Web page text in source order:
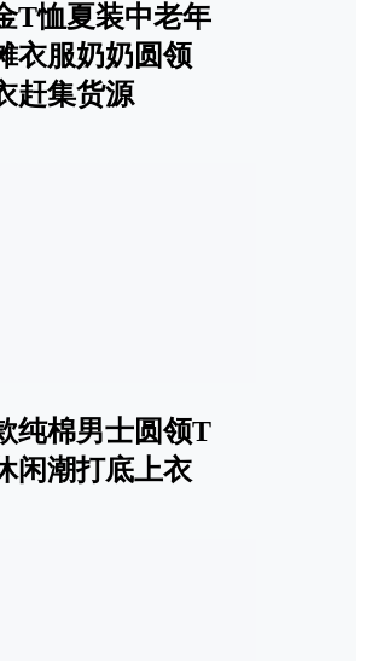
T恤夏装中老年
衣服奶奶圆领
赶集货源
纯棉男士圆领T
闲潮打底上衣